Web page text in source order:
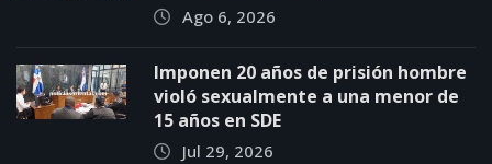
Ago 6, 2026
Imponen 20 años de prisión hombre
violó sexualmente a una menor de
15 años en SDE
Jul 29, 2026